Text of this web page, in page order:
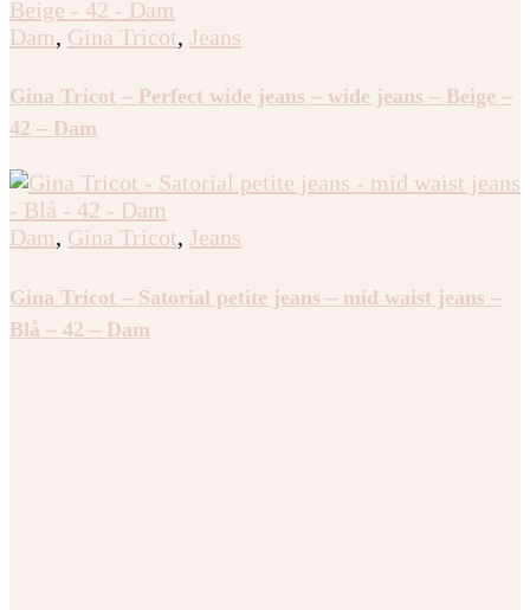
Dam, Gina Tricot, Jeans
Gina Tricot – Perfect wide jeans – wide jeans – Beige –
42 – Dam
Dam, Gina Tricot, Jeans
Gina Tricot – Satorial petite jeans – mid waist jeans –
Blå – 42 – Dam